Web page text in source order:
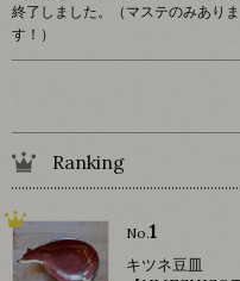
終了しました。（マステのみありま
す！）
Ranking
No.1
キツネ豆皿